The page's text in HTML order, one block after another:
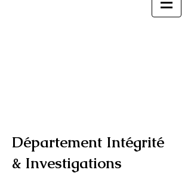
Département Intégrité
& Investigations